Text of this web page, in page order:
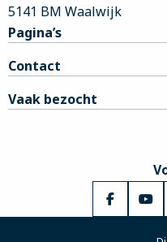
5141 BM Waalwijk
Pagina’s
Contact
Vaak bezocht
Ga
Ga